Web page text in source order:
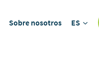
Sobre nosotros ES